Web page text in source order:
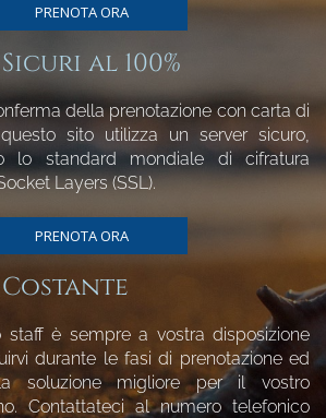
PRENOTA ORA
al 100%
della prenotazione con carta di
sito utilizza un server sicuro,
lo standard mondiale di cifratura
Layers (SSL).
PRENOTA ORA
staff è sempre a vostra disposizione
durante le fasi di prenotazione ed
soluzione migliore per il vostro
Contattateci al numero telefonico